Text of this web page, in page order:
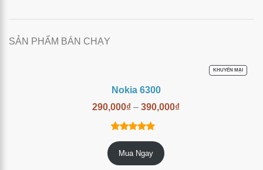
SẢN PHẨM BÁN CHẠY
Nokia 6300
KHUYẾN MẠISẢN
PHẨM
290,000₫ – 390,000₫
4.86trên
5 dựa trên
14
Mua Ngay